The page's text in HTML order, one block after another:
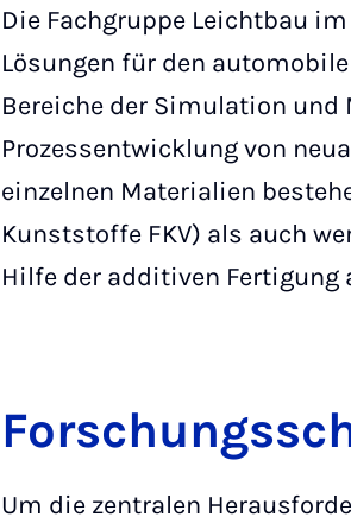
Die Fachgruppe Leichtbau
Lösungen für den
Bereiche der Simulation
Prozessentwicklung von
einzelnen Materialien
Kunststoffe FKV) als auch
Hilfe der additiven Fertigung
Um die zentralen